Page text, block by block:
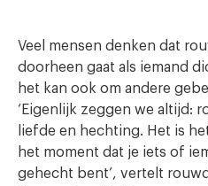
Veel mensen denken dat
doorheen gaat als iemand
het kan ook om andere
‘Eigenlijk zeggen we altijd:
liefde en hechting. Het is
het moment dat je iets of
gehecht bent’, vertelt